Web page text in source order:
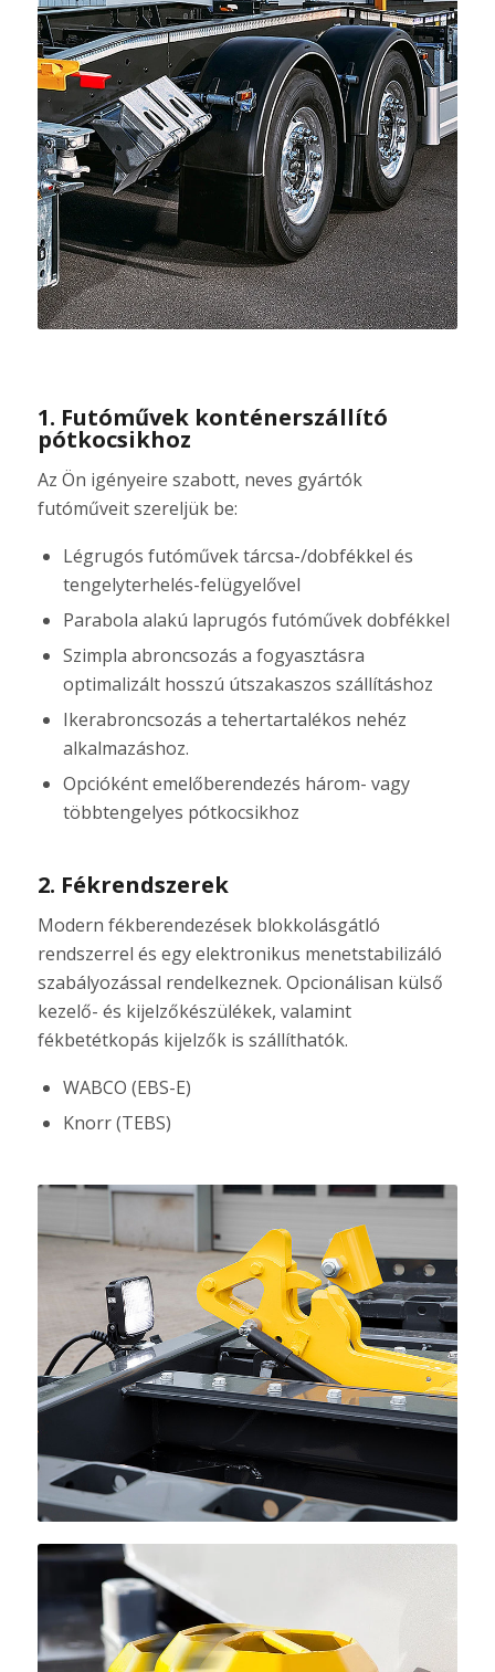
1. Futóművek konténerszállító
pótkocsikhoz
Az Ön igényeire szabott, neves gyártók
futóműveit szereljük be:
Légrugós futóművek tárcsa-/dobfékkel és
tengelyterhelés-felügyelővel
Parabola alakú laprugós futóművek dobfékkel
Szimpla abroncsozás a fogyasztásra
optimalizált hosszú útszakaszos szállításhoz
Ikerabroncsozás a tehertartalékos nehéz
alkalmazáshoz.
Opcióként emelőberendezés három- vagy
többtengelyes pótkocsikhoz
2. Fékrendszerek
Modern fékberendezések blokkolásgátló
rendszerrel és egy elektronikus menetstabilizáló
szabályozással rendelkeznek. Opcionálisan külső
kezelő- és kijelzőkészülékek, valamint
fékbetétkopás kijelzők is szállíthatók.
WABCO (EBS-E)
Knorr (TEBS)